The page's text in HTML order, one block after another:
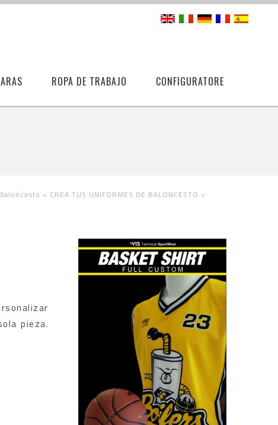
ROPA DE TRABAJO CONFIGURATORE
Baloncesto » CREA TUS UNIFORMES DE BALONCESTO »
pieza.